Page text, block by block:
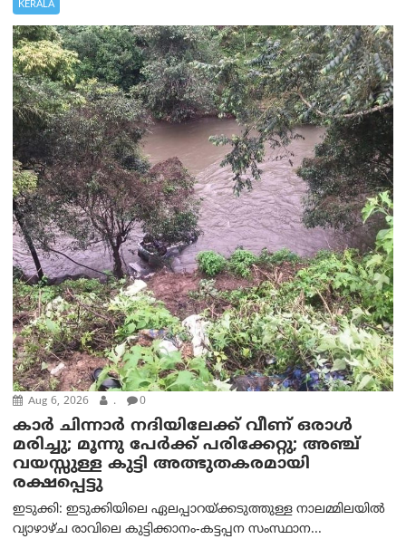
KERALA
Aug 6, 2026 . 0
കാര്‍ ചിന്നാര്‍ നദിയിലേക്ക് വീണ് ഒരാള്‍
മരിച്ചു; മൂന്നു പേര്‍ക്ക് പരിക്കേറ്റു; അഞ്ച്
വയസ്സുള്ള കുട്ടി അത്ഭുതകരമായി
രക്ഷപ്പെട്ടു
ഇടുക്കി: ഇടുക്കിയിലെ ഏലപ്പാറയ്ക്കടുത്തുള്ള നാലമ്മിലയിൽ
വ്യാഴാഴ്ച രാവിലെ കുട്ടിക്കാനം-കട്ടപ്പന സംസ്ഥാന...